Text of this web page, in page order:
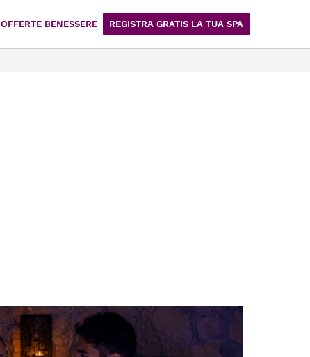
OFFERTE BENESSERE REGISTRA GRATIS LA TUA SPA